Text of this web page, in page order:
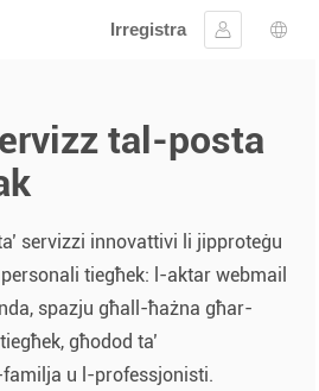
Irregistra
Sinjal
tal-posta
servizzi innovattivi li jipproteġu
tiegħek: l-aktar webmail
spazju għall-ħażna għar-
għodod ta’
u l-professjonisti.